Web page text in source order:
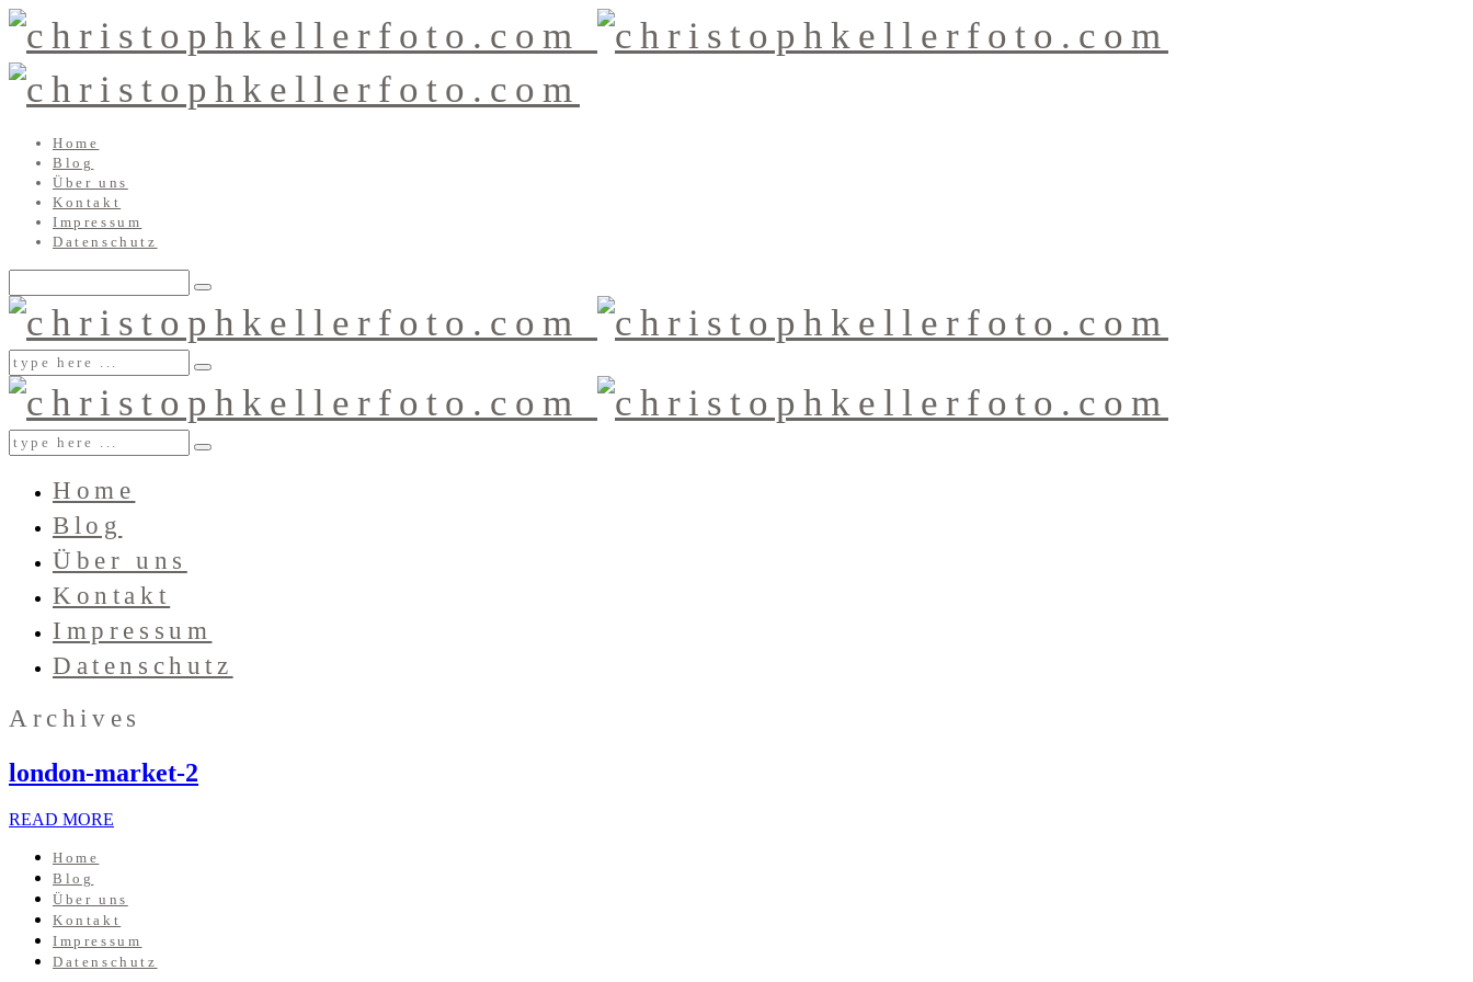
Home
Blog
Über uns
Kontakt
Impressum
Datenschutz
Home
Blog
Über uns
Kontakt
Impressum
Datenschutz
Archives
london-market-2
READ MORE
Home
Blog
Über uns
Kontakt
Impressum
Datenschutz